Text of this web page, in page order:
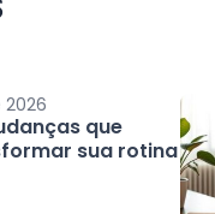
que
sua rotina